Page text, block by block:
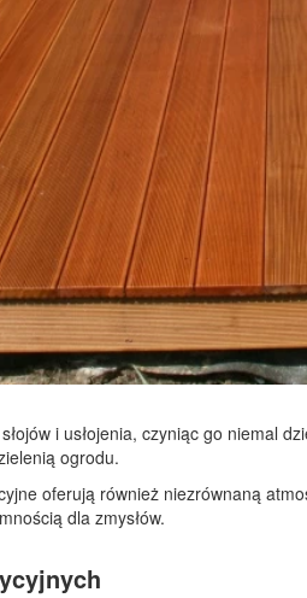
i usłojenia, czyniąc go niemal
ogrodu.
oferują również niezrównaną
dla zmysłów.